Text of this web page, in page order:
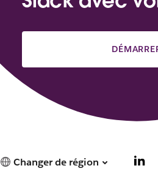
Changer de région